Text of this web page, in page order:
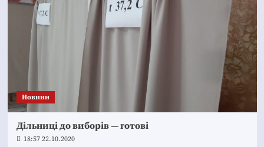
Новини
Дільниці до виборів — готові
18:57 22.10.2020